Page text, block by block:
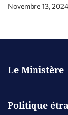
Novembre 13, 2024
Le Ministère
Plan stratégique
Organisations
Politique